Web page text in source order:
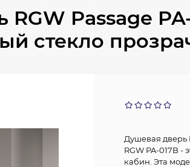
Passage PA-
стекло
Душевая дверь
RGW PA-017B
кабин. Эта